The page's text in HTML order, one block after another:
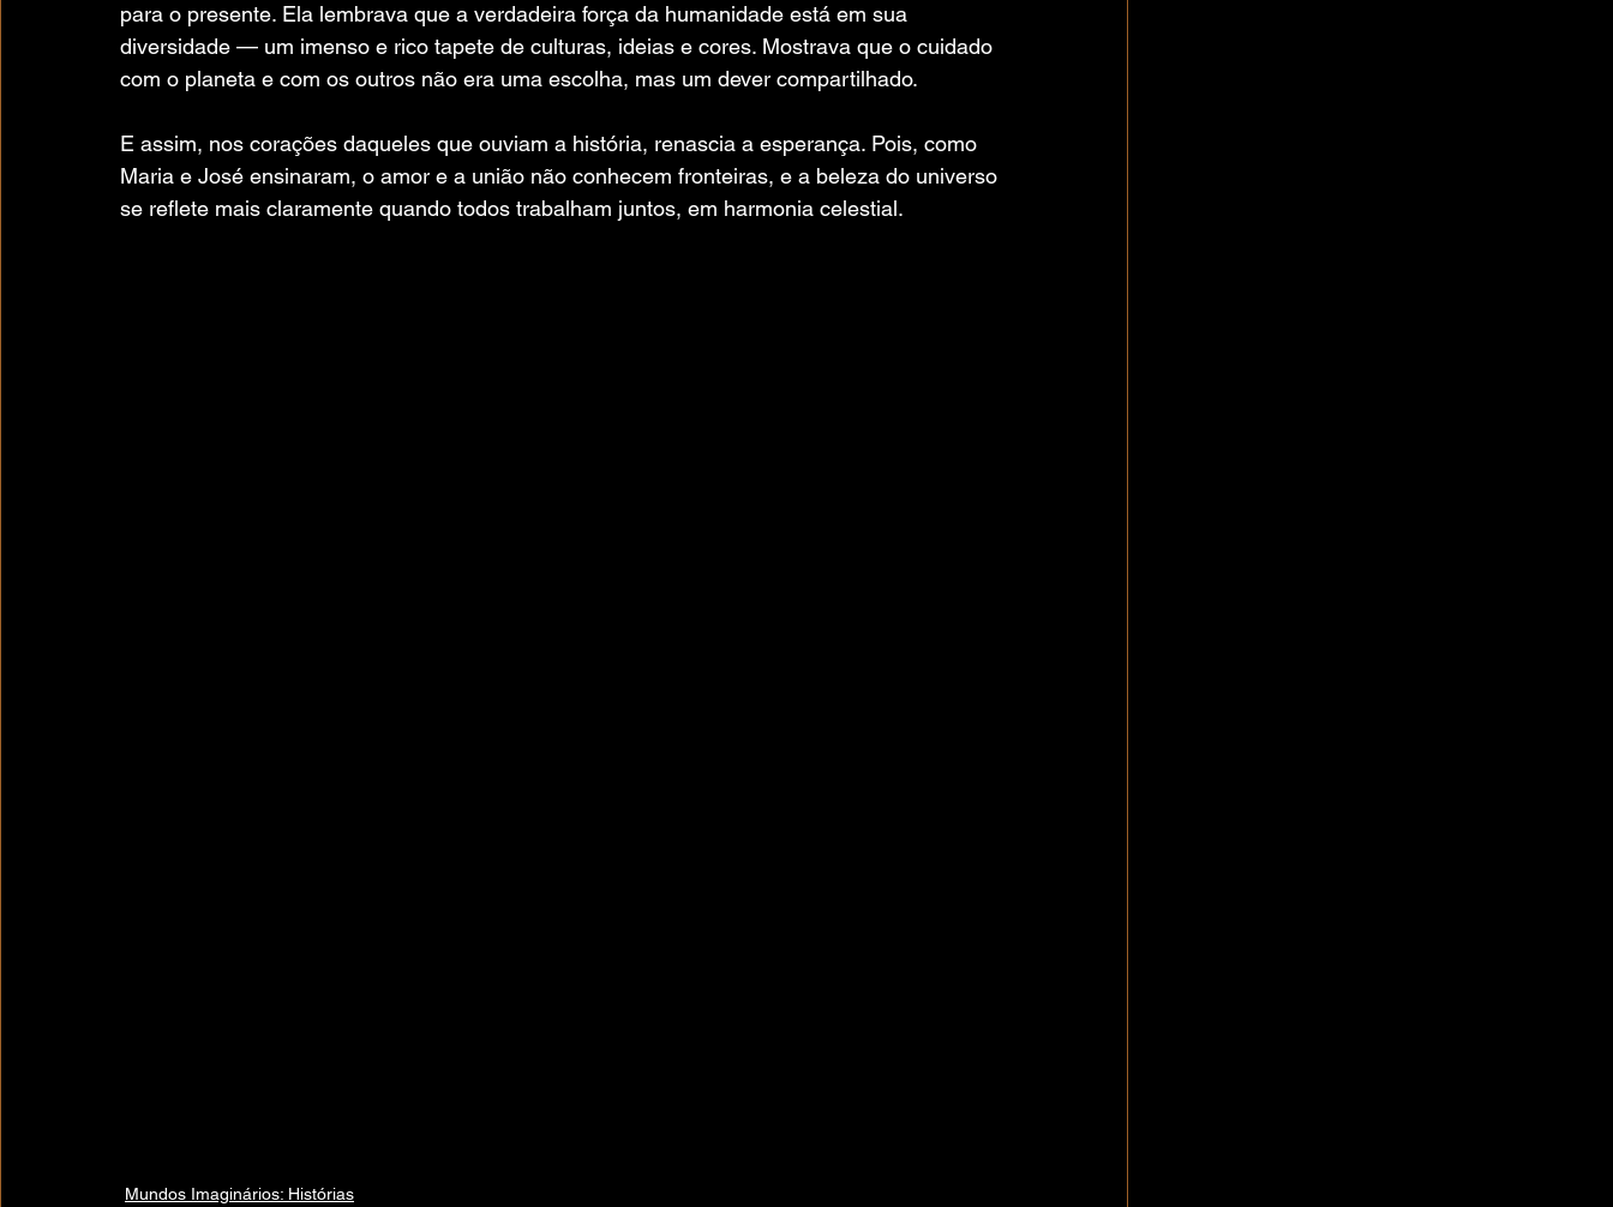
para o presente. Ela lembrava que a verdadeira força da humanidade está em sua
diversidade — um imenso e rico tapete de culturas, ideias e cores. Mostrava que o cuidado
com o planeta e com os outros não era uma escolha, mas um dever compartilhado.
E assim, nos corações daqueles que ouviam a história, renascia a esperança. Pois, como
Maria e José ensinaram, o amor e a união não conhecem fronteiras, e a beleza do universo
se reflete mais claramente quando todos trabalham juntos, em harmonia celestial.
Mundos Imaginários: Histórias